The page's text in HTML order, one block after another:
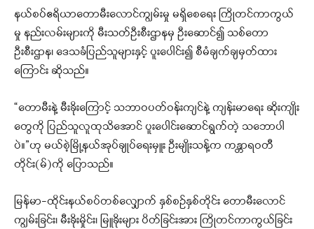
နယ်စပ်ဧရိယာတောမီးလောင်ကျွမ်းမှု မရှိစေရေး ကြိုတင်ကာကွယ်
မှု နည်းလမ်းများကို မီးသတ်ဦးစီးဌာနမှ ဦးဆောင်၍ သစ်တော
ဦးစီးဌာန၊ ဒေသခံပြည်သူများနှင့် ပူးပေါင်း၍ စီမံချက်ချမှတ်ထား
ကြောင်း ဆိုသည်။
“တောမီးနဲ့ မီးခိုးကြောင့် သဘာဝပတ်ဝန်းကျင်နဲ့ ကျန်းမာရေး ဆိုးကျိုး
တွေကို ပြည်သူလူထုသိအောင် ပူးပေါင်းဆောင်ရွက်တဲ့ သဘောပါ
ပဲ။”ဟု မယ်စဲ့မြို့နယ်အုပ်ချုပ်ရေးမှူး ဦးမျိုးသန့်က ကန္တာရဝတီ
တိုင်း(မ်)ကို ပြောသည်။
မြန်မာ-ထိုင်းနယ်စပ်တစ်လျှောက် နှစ်စဉ်နှစ်တိုင်း တောမီးလောင်
ကျွမ်းခြင်း၊ မီးခိုးမှိုင်း၊ မြူခိုးများ ပိတ်ခြင်းအား ကြိုတင်ကာကွယ်ခြင်း